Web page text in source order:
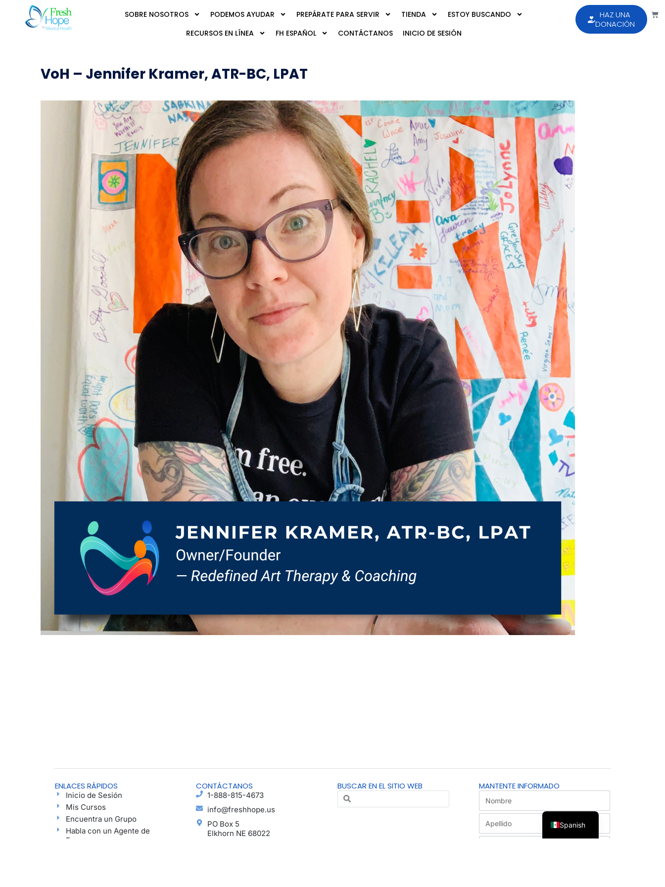
SOBRE NOSOTROS PODEMOS AYUDAR PREPÁRATE PARA SERVIR TIENDA
ESTOY BUSCANDO
RECURSOS EN LÍNEA
FH ESPAÑOL CONTÁCTANOS INICIO DE SESIÓN
HAZ UNA
DONACIÓN
VoH – Jennifer Kramer, ATR-BC, LPAT
ENLACES RÁPIDOS
Inicio de Sesión
Mis Cursos
Encuentra un Grupo
Habla con un Agente de
Esperanza
CONTÁCTANOS
1-888-815-4673
info@freshhope.us
PO Box 5
Elkhorn NE 68022
BUSCAR EN EL SITIO WEB MANTENTE INFORMADO
Spanish